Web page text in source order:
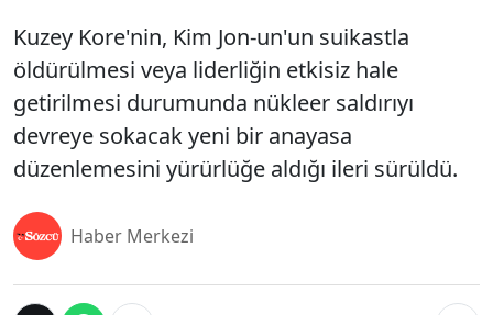
Kuzey Kore'nin, Kim Jon-un'un suikastla
öldürülmesi veya liderliğin etkisiz hale
getirilmesi durumunda nükleer saldırıyı
devreye sokacak yeni bir anayasa
düzenlemesini yürürlüğe aldığı ileri sürüldü.
Haber Merkezi